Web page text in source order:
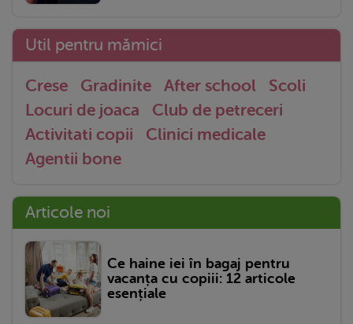
Util pentru mămici
Crese Gradinite After school
Scoli
Locuri de joaca
Club de petreceri
Activitati copii
Clinici medicale
Agentii bone
Articole noi
Ce haine iei în bagaj pentru
vacanța cu copiii: 12 articole
esențiale